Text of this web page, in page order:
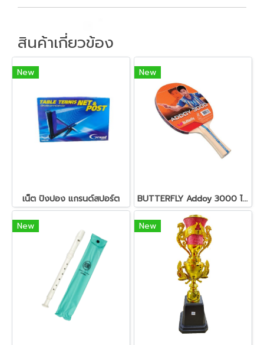
สินค้าเกี่ยวข้อง
New
เน็ต ปิงปอง แกรนด์สปอร์ต
New
BUTTERFLY Addoy 3000 ไม้ปิงปอง
New New